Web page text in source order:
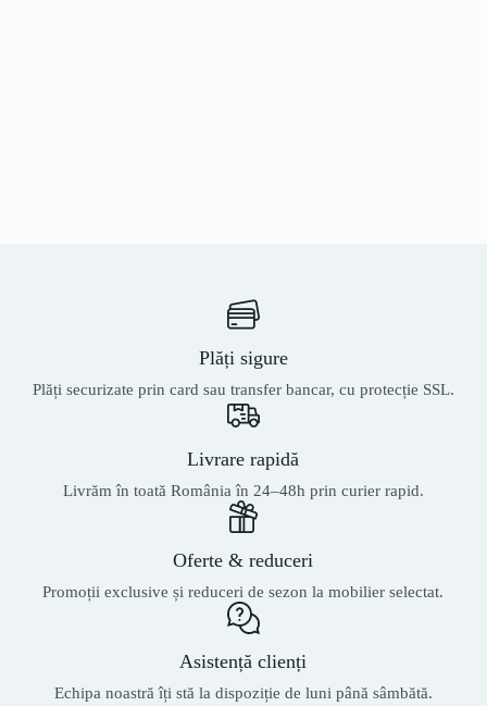
Plăți sigure
Plăți securizate prin card sau transfer bancar, cu protecție SSL.
Livrare rapidă
Livrăm în toată România în 24–48h prin curier rapid.
Oferte & reduceri
Promoții exclusive și reduceri de sezon la mobilier selectat.
Asistență clienți
Echipa noastră îți stă la dispoziție de luni până sâmbătă.